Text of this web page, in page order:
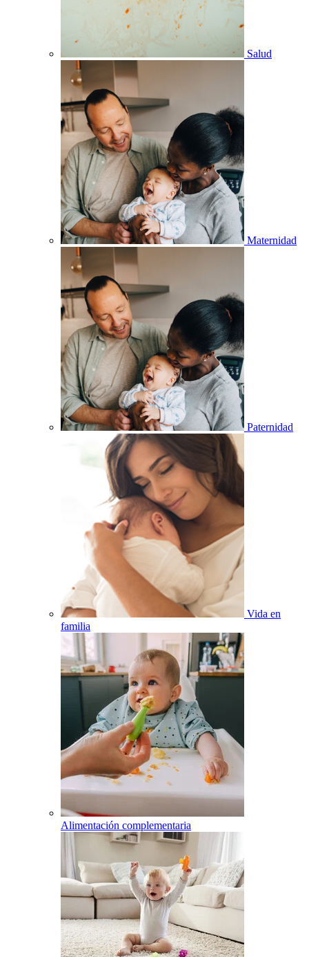
Salud
Maternidad
Paternidad
Vida en
familia
Alimentación complementaria